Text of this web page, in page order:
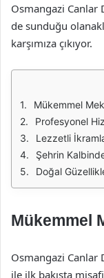
Osmangazi Canlar
de sunduğu
karşımıza çıkıyor.
Mükemmel
Profesyonel
Lezzetli
Şehrin
Doğal
Mükemmel
Osmangazi Canlar
ile ilk bakışta